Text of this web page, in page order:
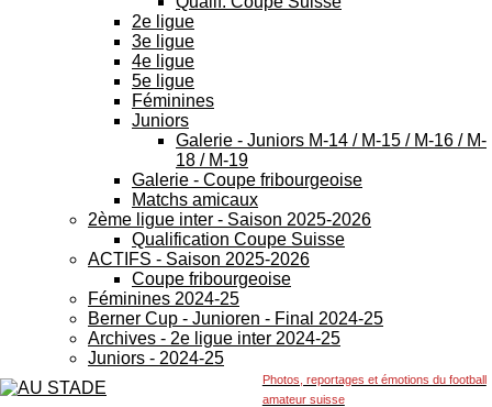
2e ligue
3e ligue
4e ligue
5e ligue
Féminines
Juniors
Galerie - Juniors M-14 / M-15 / M-16 / M-
18 / M-19
Galerie - Coupe fribourgeoise
Matchs amicaux
2ème ligue inter - Saison 2025-2026
Qualification Coupe Suisse
ACTIFS - Saison 2025-2026
Coupe fribourgeoise
Féminines 2024-25
Berner Cup - Junioren - Final 2024-25
Archives - 2e ligue inter 2024-25
Juniors - 2024-25
Photos, reportages et émotions du football
amateur suisse